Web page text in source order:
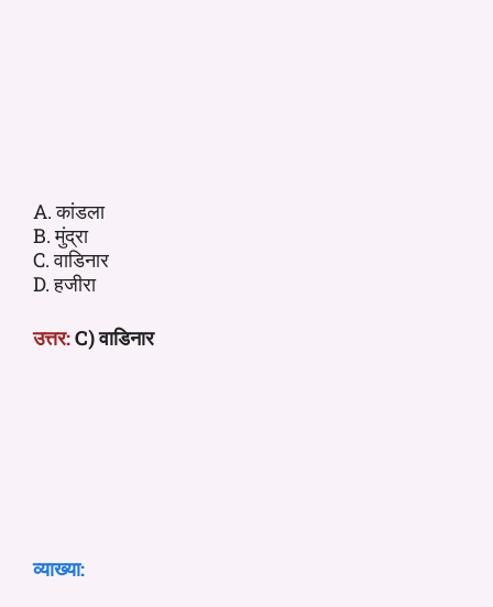
A. कांडला
B. मुंद्रा
C. वाडिनार
D. हजीरा
उत्तर:C) वाडिनार
व्याख्या: